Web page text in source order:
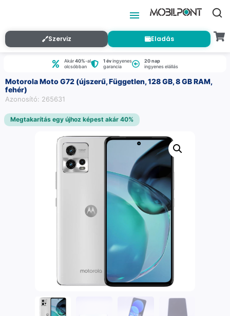
Szerviz Eladás
Akár40%-al
olcsóbban
1 évingyenes
garancia
20 nap
ingyenes elállás
Motorola Moto G72 (újszerű, Független, 128 GB, 8 GB RAM,
fehér)
Azonosító: 265631
Megtakarítás egy újhoz képest akár 40%